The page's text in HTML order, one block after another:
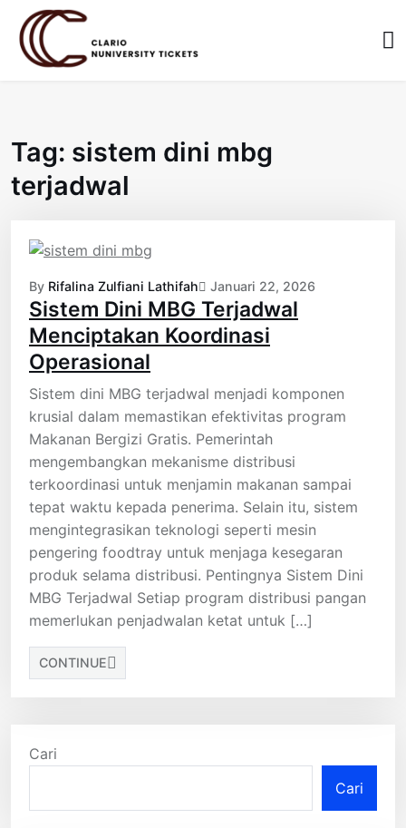
content
Tag: sistem dini mbg
terjadwal
By Rifalina Zulfiani Lathifah Januari 22, 2026
Sistem Dini MBG Terjadwal
Menciptakan Koordinasi
Operasional
Sistem dini MBG terjadwal menjadi komponen
krusial dalam memastikan efektivitas program
Makanan Bergizi Gratis. Pemerintah
mengembangkan mekanisme distribusi
terkoordinasi untuk menjamin makanan sampai
tepat waktu kepada penerima. Selain itu, sistem
mengintegrasikan teknologi seperti mesin
pengering foodtray untuk menjaga kesegaran
produk selama distribusi. Pentingnya Sistem Dini
MBG Terjadwal Setiap program distribusi pangan
memerlukan penjadwalan ketat untuk […]
CONTINUE
Cari
Cari